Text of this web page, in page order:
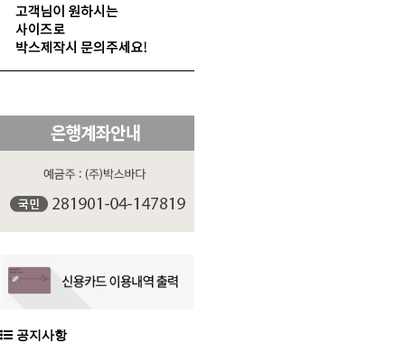
공지사항